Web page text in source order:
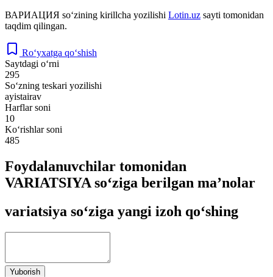
ВАРИАЦИЯ so‘zining kirillcha yozilishi Lotin.uz sayti tomonidan
taqdim qilingan.
Ro‘yxatga qo‘shish
Saytdagi o‘rni
295
So‘zning teskari yozilishi
ayistairav
Harflar soni
10
Ko‘rishlar soni
485
Foydalanuvchilar tomonidan
VARIATSIYA so‘ziga berilgan ma’nolar
variatsiya so‘ziga yangi izoh qo‘shing
Yuborish